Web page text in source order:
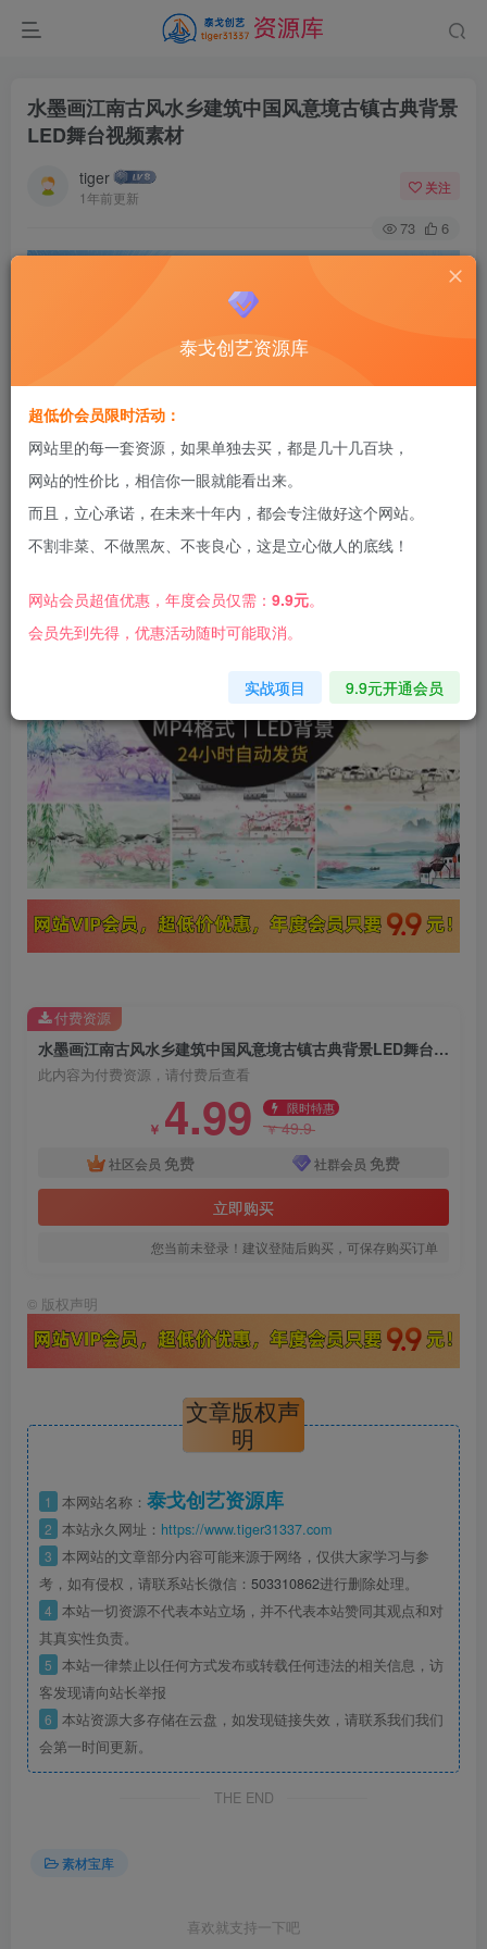
水墨画江南古风水乡建筑中国风意境古镇古典背景
LED舞台视频素材
tiger
1年前更新
关注
73 6
素材资源太大，不宜展示，请下载资源，进入网盘
提取，所有素材均为高清无水印。
水墨画江南古风水乡建筑中国风意境古镇古典背景LED舞台视频素材
此内容为付费资源，请付费后查看
￥ 4.99 限时特惠
￥49.9
社区会员 免费 社群会员 免费
立即购买
您当前未登录！建议登陆后购买，可保存购买订单
付费资源
© 版权声明
文章版权声
明
1 本网站名称： 泰戈创艺资源库
2 本站永久网址： https://www.tiger31337.com
3 本网站的文章部分内容可能来源于网络，仅供大家学习与参
考，如有侵权，请联系站长微信： 503310862进行删除处理。
4 本站一切资源不代表本站立场，并不代表本站赞同其观点和对
其真实性负责。
5 本站一律禁止以任何方式发布或转载任何违法的相关信息，访
客发现请向站长举报
6 本站资源大多存储在云盘，如发现链接失效，请联系我们我们
会第一时间更新。
THE END
素材宝库
喜欢就支持一下吧
泰戈创艺资源库
超低价会员限时活动：
网站里的每一套资源，如果单独去买，都是几十几百块，
网站的性价比，相信你一眼就能看出来。
而且，立心承诺，在未来十年内，都会专注做好这个网站。
不割非菜、不做黑灰、不丧良心，这是立心做人的底线！
网站会员超值优惠，年度会员仅需： 9.9元。
会员先到先得，优惠活动随时可能取消。
实战项目 9.9元开通会员